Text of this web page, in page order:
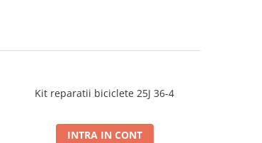
Kit reparatii biciclete 25J 36-4
INTRA IN CONT